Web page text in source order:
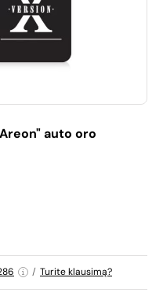
auto oro
/ Turite klausimą?